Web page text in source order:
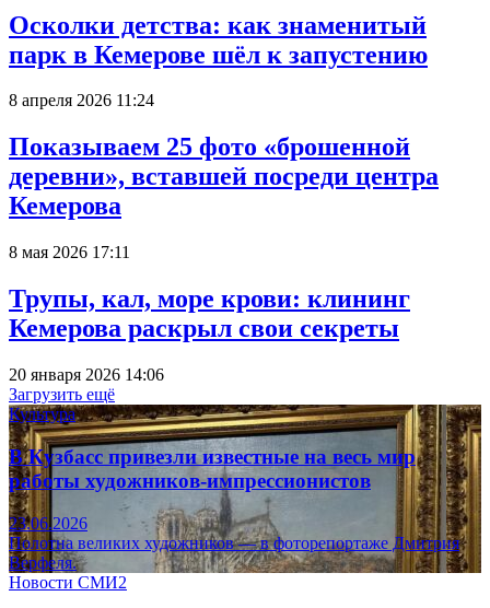
Осколки детства: как знаменитый
парк в Кемерове шёл к запустению
8 апреля 2026 11:24
Показываем 25 фото «брошенной
деревни», вставшей посреди центра
Кемерова
8 мая 2026 17:11
Трупы, кал, море крови: клининг
Кемерова раскрыл свои секреты
20 января 2026 14:06
Загрузить ещё
Культура
В Кузбасс привезли известные на весь мир
работы художников-импрессионистов
23.06.2026
Полотна великих художников — в фоторепортаже Дмитрия
Верфеля.
Новости СМИ2